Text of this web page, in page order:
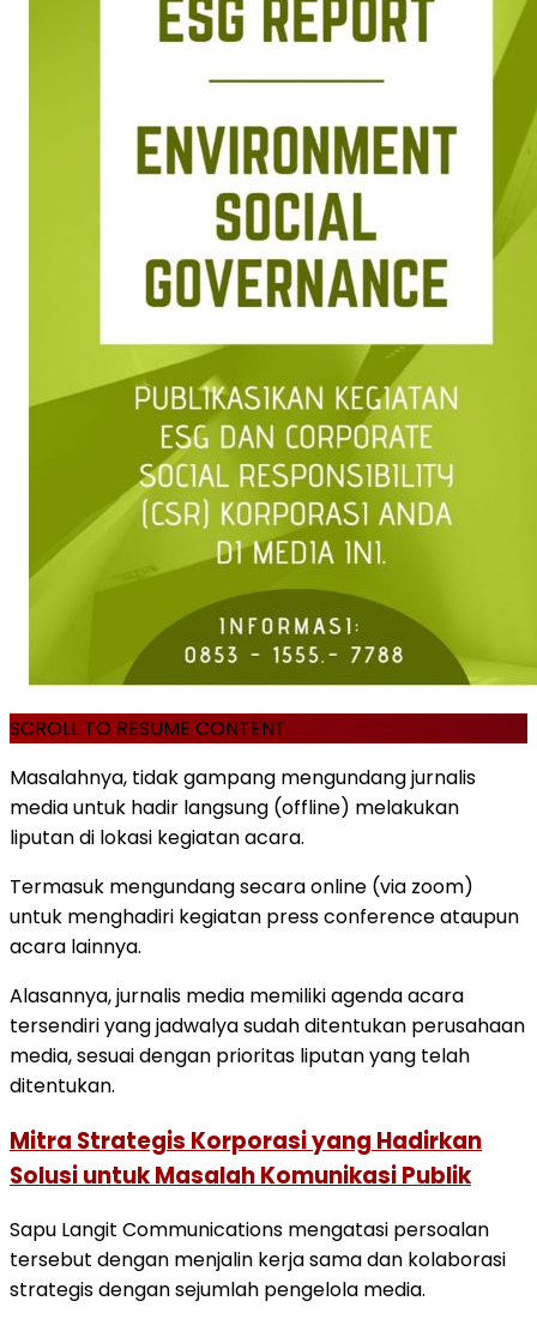
SCROLL TO RESUME CONTENT
Masalahnya, tidak gampang mengundang jurnalis
media untuk hadir langsung (offline) melakukan
liputan di lokasi kegiatan acara.
Termasuk mengundang secara online (via zoom)
untuk menghadiri kegiatan press conference ataupun
acara lainnya.
Alasannya, jurnalis media memiliki agenda acara
tersendiri yang jadwalya sudah ditentukan perusahaan
media, sesuai dengan prioritas liputan yang telah
ditentukan.
Mitra Strategis Korporasi yang Hadirkan
Solusi untuk Masalah Komunikasi Publik
Sapu Langit Communications mengatasi persoalan
tersebut dengan menjalin kerja sama dan kolaborasi
strategis dengan sejumlah pengelola media.